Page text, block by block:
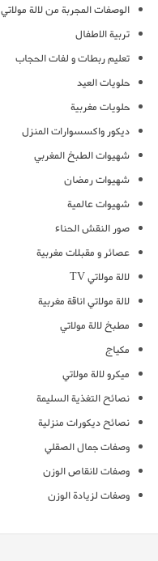
الوصفات المجربة من لالة مولاتي
تربية الاطفال
تعليم ربطات و لفات الحجاب
حلويات العيد
حلويات مغربية
ديكور واكسسوارات المنزل
شهيوات الطبخ المغربي
شهيوات رمضان
شهيوات عالمية
صور النقش الحناء
عصائر و مقبلات مغربية
لالة مولاتي TV
لالة مولاتي اناقة مغربية
مطبخ لالة مولاتي
مكياج
ميكرو لالة مولاتي
نصائح التغذية السليمة
نصائح ديكورات منزلية
وصفات جمال الصقلي
وصفات لانقاص الوزن
وصفات لزيادة الوزن